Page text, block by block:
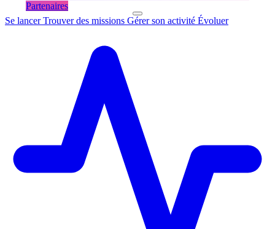
Partenaires
Se lancerTrouver des missions Gérer son activité Évoluer